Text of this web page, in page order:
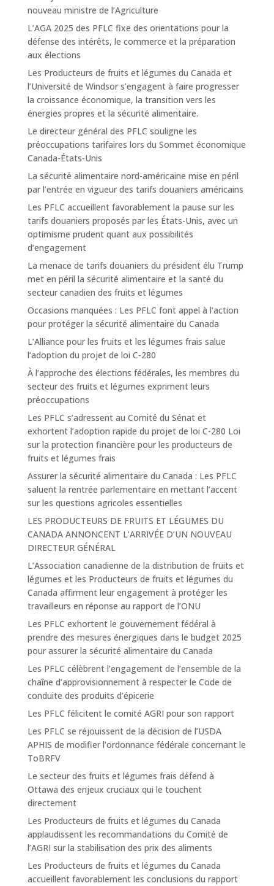
nouveau ministre de l’Agriculture
L’AGA 2025 des PFLC fixe des orientations pour la
défense des intérêts, le commerce et la préparation
aux élections
Les Producteurs de fruits et légumes du Canada et
l’Université de Windsor s’engagent à faire progresser
la croissance économique, la transition vers les
énergies propres et la sécurité alimentaire.
Le directeur général des PFLC souligne les
préoccupations tarifaires lors du Sommet économique
Canada-États-Unis
La sécurité alimentaire nord-américaine mise en péril
par l’entrée en vigueur des tarifs douaniers américains
Les PFLC accueillent favorablement la pause sur les
tarifs douaniers proposés par les États-Unis, avec un
optimisme prudent quant aux possibilités
d’engagement
La menace de tarifs douaniers du président élu Trump
met en péril la sécurité alimentaire et la santé du
secteur canadien des fruits et légumes
Occasions manquées : Les PFLC font appel à l’action
pour protéger la sécurité alimentaire du Canada
L’Alliance pour les fruits et les légumes frais salue
l’adoption du projet de loi C-280
À l’approche des élections fédérales, les membres du
secteur des fruits et légumes expriment leurs
préoccupations
Les PFLC s’adressent au Comité du Sénat et
exhortent l’adoption rapide du projet de loi C-280 Loi
sur la protection financière pour les producteurs de
fruits et légumes frais
Assurer la sécurité alimentaire du Canada : Les PFLC
saluent la rentrée parlementaire en mettant l’accent
sur les questions agricoles essentielles
LES PRODUCTEURS DE FRUITS ET LÉGUMES DU
CANADA ANNONCENT L’ARRIVÉE D’UN NOUVEAU
DIRECTEUR GÉNÉRAL
L’Association canadienne de la distribution de fruits et
légumes et les Producteurs de fruits et légumes du
Canada affirment leur engagement à protéger les
travailleurs en réponse au rapport de l’ONU
Les PFLC exhortent le gouvernement fédéral à
prendre des mesures énergiques dans le budget 2025
pour assurer la sécurité alimentaire du Canada
Les PFLC célèbrent l’engagement de l’ensemble de la
chaîne d’approvisionnement à respecter le Code de
conduite des produits d’épicerie
Les PFLC félicitent le comité AGRI pour son rapport
Les PFLC se réjouissent de la décision de l’USDA
APHIS de modifier l’ordonnance fédérale concernant le
ToBRFV
Le secteur des fruits et légumes frais défend à
Ottawa des enjeux cruciaux qui le touchent
directement
Les Producteurs de fruits et légumes du Canada
applaudissent les recommandations du Comité de
l’AGRI sur la stabilisation des prix des aliments
Les Producteurs de fruits et légumes du Canada
accueillent favorablement les conclusions du rapport